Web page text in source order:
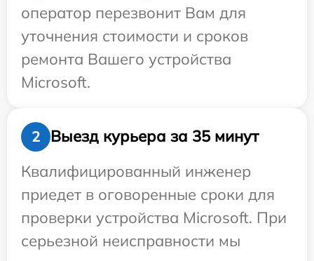
оператор перезвонит Вам для
уточнения стоимости и сроков
ремонта Вашего устройства
Microsoft.
2
Выезд курьера за 35 минут
Квалифицированный инженер
приедет в оговоренные сроки для
проверки устройства Microsoft. При
серьезной неисправности мы